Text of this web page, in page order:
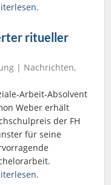
ritueller
| Nachrichten,
Arbeit-Absolvent
Weber erhält
der FH
für seine